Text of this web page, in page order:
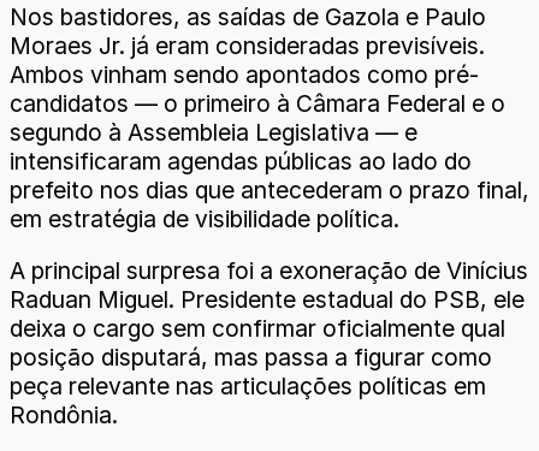
Nos bastidores, as saídas de Gazola e Paulo
Moraes Jr. já eram consideradas previsíveis.
Ambos vinham sendo apontados como pré-
candidatos — o primeiro à Câmara Federal e o
segundo à Assembleia Legislativa — e
intensificaram agendas públicas ao lado do
prefeito nos dias que antecederam o prazo final,
em estratégia de visibilidade política.
A principal surpresa foi a exoneração de Vinícius
Raduan Miguel. Presidente estadual do PSB, ele
deixa o cargo sem confirmar oficialmente qual
posição disputará, mas passa a figurar como
peça relevante nas articulações políticas em
Rondônia.